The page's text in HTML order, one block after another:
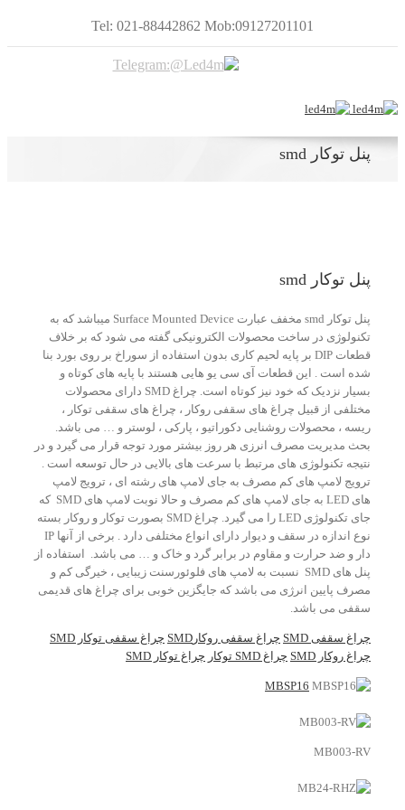
Tel: 021-88442862 Mob:09127201101
پنل توکار smd
پنل توکار smd
پنل توکار smd مخفف عبارت Surface Mounted Device میباشد که به
تکنولوژی در ساخت محصولات الکترونیکی گفته می شود که بر خلاف
قطعات DIP بر پایه لحیم کاری بدون استفاده از سوراخ بر روی بورد بنا
شده است . این قطعات آی سی یو هایی هستند با پایه های کوتاه و
بسیار نزدیک که خود نیز کوتاه است. چراغ SMD دارای محصولات
مختلفی از قبیل چراغ های سقفی روکار ، چراغ های سقفی توکار ،
ریسه ، محصولات روشنایی دکوراتیو ، پارکی ، لوستر و … می باشد.
بحث مدیریت مصرف انرزی هر روز بیشتر مورد توجه قرار می گیرد و در
نتیجه تکنولوژی های مرتبط با سرعت های بالایی در حال توسعه است .
ترویج لامپ های کم مصرف به جای لامپ های رشته ای ، ترویج لامپ
های LED به جای لامپ های کم مصرف و حالا نوبت لامپ های SMD که
جای تکنولوژی LED را می گیرد. چراغ SMD بصورت توکار و روکار بسته
نوع اندازه در سقف و دیوار دارای انواع مختلفی دارد . برخی از آنها IP
دار و ضد حرارت و مقاوم در برابر گرد و خاک و … می باشد. استفاده از
پنل های SMD نسبت به لامپ های فلوئورسنت زیبایی ، خیرگی کم و
مصرف پایین انرژی می باشد که جایگزین خوبی برای چراغ های قدیمی
سقفی می باشد.
چراغ سقفی SMD چراغ سقفی روکارSMD
چراغ سقفی توکار SMD
چراغ روکار SMD
چراغ SMD توکار چراغ توکار SMD
MBSP16
MB003-RV